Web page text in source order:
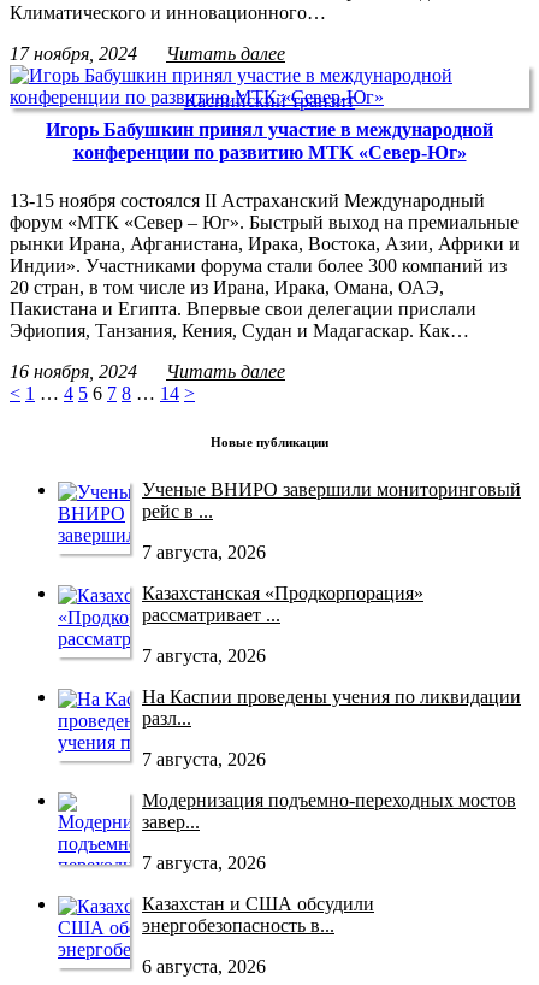
Климатического и инновационного…
17 ноября, 2024
Читать далее
Каспийский транзит
Игорь Бабушкин принял участие в международной
конференции по развитию МТК «Север-Юг»
13-15 ноября состоялся II Астраханский Международный
форум «МТК «Север – Юг». Быстрый выход на премиальные
рынки Ирана, Афганистана, Ирака, Востока, Азии, Африки и
Индии». Участниками форума стали более 300 компаний из
20 стран, в том числе из Ирана, Ирака, Омана, ОАЭ,
Пакистана и Египта. Впервые свои делегации прислали
Эфиопия, Танзания, Кения, Судан и Мадагаскар. Как…
16 ноября, 2024
Читать далее
< 1 … 4 5 6 7 8 … 14 >
Новые публикации
Ученые ВНИРО завершили мониторинговый
рейс в ...
7 августа, 2026
Казахстанская «Продкорпорация»
рассматривает ...
7 августа, 2026
На Каспии проведены учения по ликвидации
разл...
7 августа, 2026
Модернизация подъемно-переходных мостов
завер...
7 августа, 2026
Казахстан и США обсудили
энергобезопасность в...
6 августа, 2026